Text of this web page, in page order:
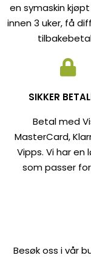
en symaskin
innen 3 uker, få
SIKKER
Betal med
MasterCard,
Vipps. Vi har en
som passer
Besøk oss i vår